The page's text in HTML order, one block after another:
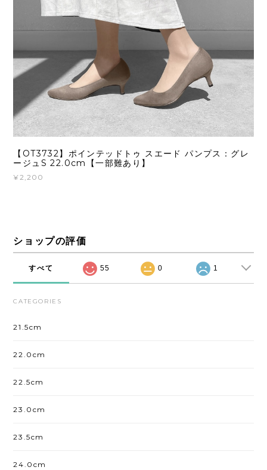
【OT3732】ポインテッドトゥ スエード パンプス：グレ
ージュS 22.0cm【一部難あり】
¥2,200
ショップの評価
すべて 55 0 1
CATEGORIES
21.5cm
22.0cm
22.5cm
23.0cm
23.5cm
24.0cm